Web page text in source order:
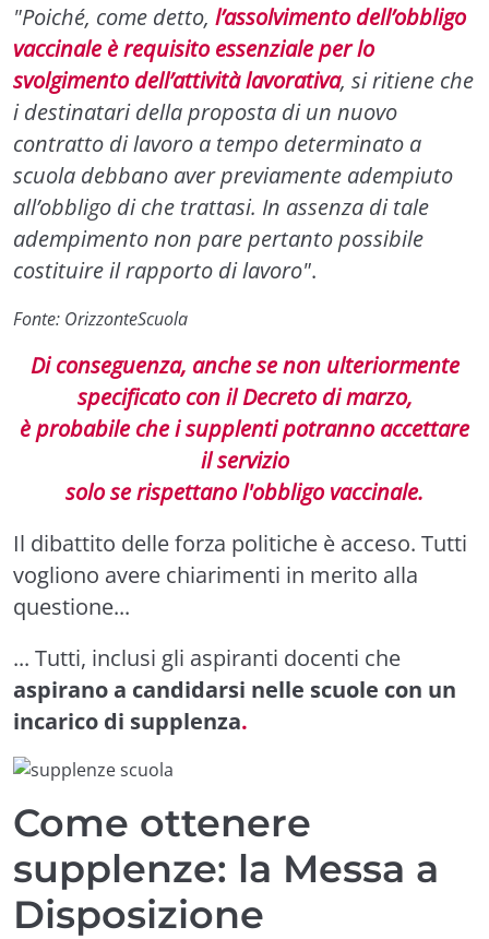
"Poiché, come detto, l’assolvimento dell’obbligo
vaccinale è requisito essenziale per lo
svolgimento dell’attività lavorativa, si ritiene che
i destinatari della proposta di un nuovo
contratto di lavoro a tempo determinato a
scuola debbano aver previamente adempiuto
all’obbligo di che trattasi. In assenza di tale
adempimento non pare pertanto possibile
costituire il rapporto di lavoro".
Fonte: OrizzonteScuola
Di conseguenza, anche se non ulteriormente
specificato con il Decreto di marzo,
è probabile che i supplenti potranno accettare
il servizio
solo se rispettano l'obbligo vaccinale.
Il dibattito delle forza politiche è acceso. Tutti
vogliono avere chiarimenti in merito alla
questione...
... Tutti, inclusi gli aspiranti docenti che
aspirano a candidarsi nelle scuole con un
incarico di supplenza.
Come ottenere
supplenze: la Messa a
Disposizione